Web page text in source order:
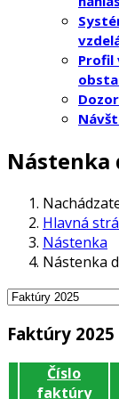
Profil
Nástenka
Hlavná
Nástenka
Nástenka
Faktúry 2025
Číslo
faktúry